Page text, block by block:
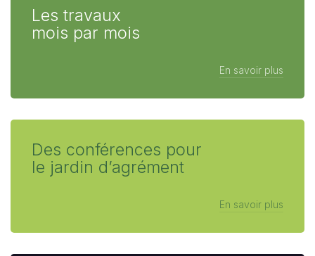
Les travaux
mois par mois
En savoir plus
Des conférences pour
le jardin d’agrément
En savoir plus